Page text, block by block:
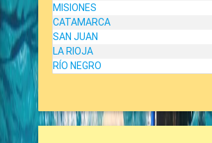
MISIONES
CATAMARCA
SAN JUAN
LA RIOJA
RÍO NEGRO